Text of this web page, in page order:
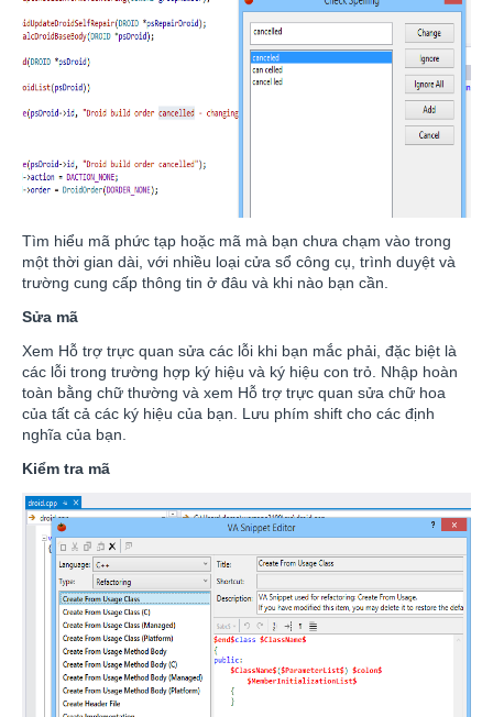
Tìm hiểu mã phức tạp hoặc mã mà bạn chưa chạm vào trong
một thời gian dài, với nhiều loại cửa sổ công cụ, trình duyệt và
trường cung cấp thông tin ở đâu và khi nào bạn cần.
Sửa mã
Xem Hỗ trợ trực quan sửa các lỗi khi bạn mắc phải, đặc biệt là
các lỗi trong trường hợp ký hiệu và ký hiệu con trỏ. Nhập hoàn
toàn bằng chữ thường và xem Hỗ trợ trực quan sửa chữ hoa
của tất cả các ký hiệu của bạn. Lưu phím shift cho các định
nghĩa của bạn.
Kiểm tra mã